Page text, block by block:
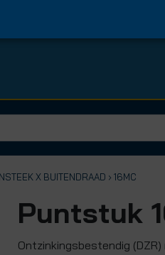
X BUITENDRAAD › 16MC
Puntstuk
Ontzinkingsbestendig